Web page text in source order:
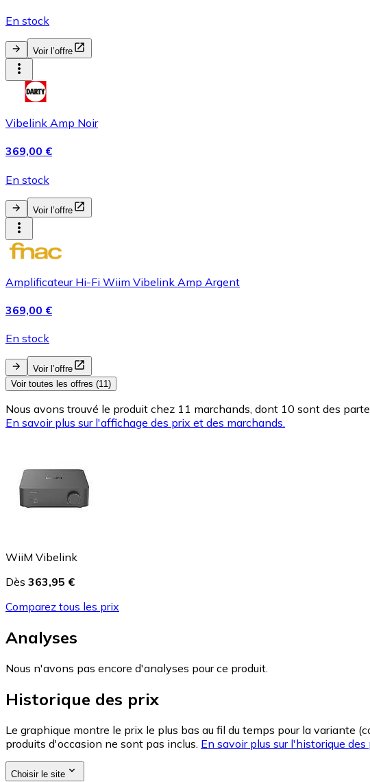
En stock
Voir l’offre
Vibelink Amp Noir
369,00 €
En stock
Voir l’offre
Amplificateur Hi-Fi Wiim Vibelink Amp Argent
369,00 €
En stock
Voir l’offre
Voir toutes les offres (11)
Nous avons trouvé le produit chez 11 marchands, dont 10 sont des
En savoir plus sur l'affichage des prix et des marchands.
WiiM Vibelink
Dès 363,95 €
Comparez tous les prix
Analyses
Nous n'avons pas encore d'analyses pour ce produit.
Historique des prix
Le graphique montre le prix le plus bas au fil du temps pour la variante
produits d'occasion ne sont pas inclus. En savoir plus sur l'historique des
Choisir le site